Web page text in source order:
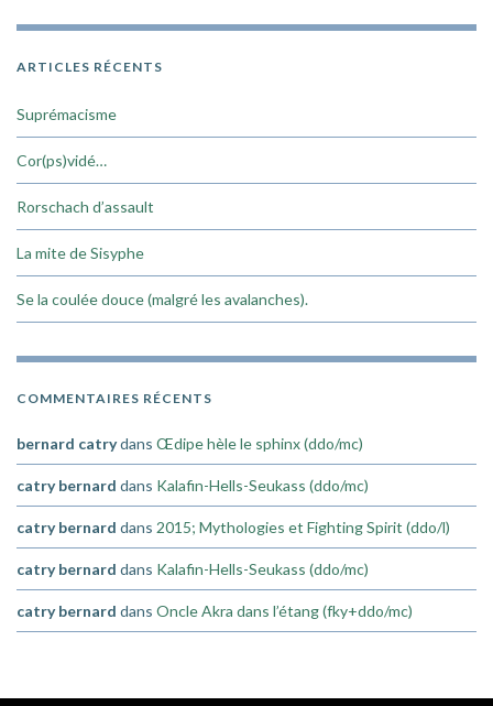
ARTICLES RÉCENTS
Suprémacisme
Cor(ps)vidé…
Rorschach d’assault
La mite de Sisyphe
Se la coulée douce (malgré les avalanches).
COMMENTAIRES RÉCENTS
bernard catrydans Œdipe hèle le sphinx (ddo/mc)
catry bernard dans Kalafin-Hells-Seukass (ddo/mc)
catry bernard dans 2015; Mythologies et Fighting Spirit (ddo/l)
catry bernard dans Kalafin-Hells-Seukass (ddo/mc)
catry bernard dans Oncle Akra dans l’étang (fky+ddo/mc)